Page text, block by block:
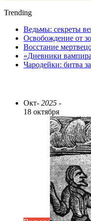
Trending
Ведьмы: секреты
Освобождение от
Восстание
«Дневники
Чародейки: битва
Окт- 2025 -
18 октября